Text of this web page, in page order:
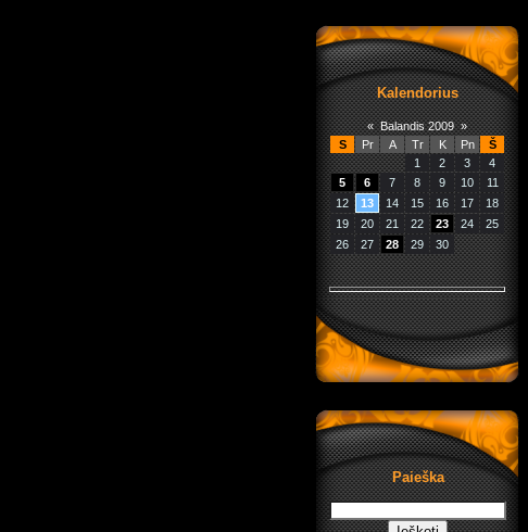
Kalendorius
« Balandis 2009 »
S
Pr A Tr K Pn
Š
1
2 3
4
5
6 7 8 9 10
11
12
13 14 15 16 17
18
19
20 21 22 23 24
25
26
27 28 29 30
Paieška